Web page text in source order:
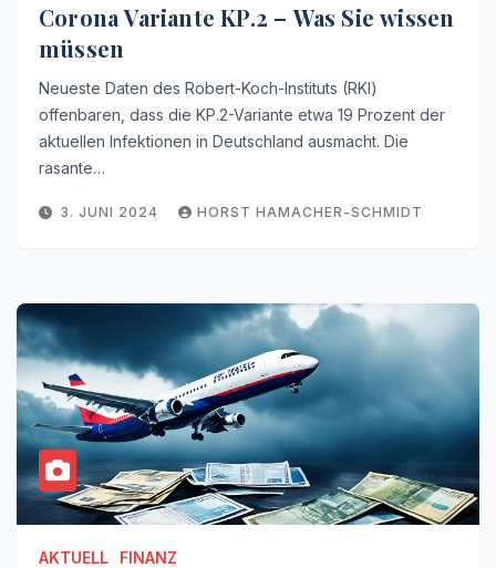
Corona Variante KP.2 – Was Sie wissen
müssen
Neueste Daten des Robert-Koch-Instituts (RKI)
offenbaren, dass die KP.2-Variante etwa 19 Prozent der
aktuellen Infektionen in Deutschland ausmacht. Die
rasante…
3. JUNI 2024 HORST HAMACHER-SCHMIDT
AKTUELL FINANZ